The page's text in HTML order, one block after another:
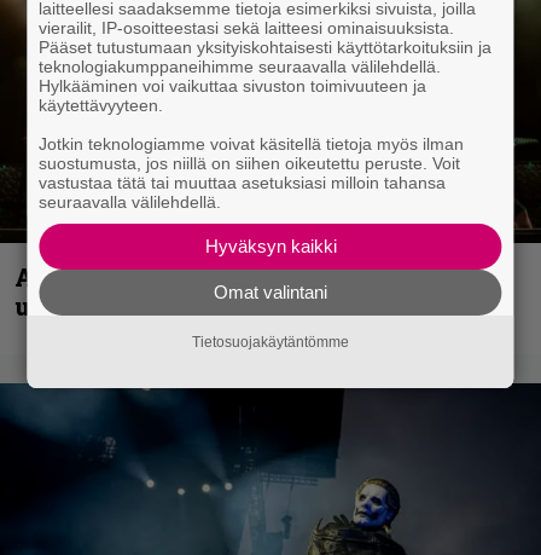
Anthrax vie katsojat keikkatunnelmiin
uudella videollaan
laitteellesi saadaksemme tietoja esimerkiksi sivuista, joilla
vierailit, IP-osoitteestasi sekä laitteesi ominaisuuksista.
Pääset tutustumaan yksityiskohtaisesti käyttötarkoituksiin ja
teknologiakumppaneihimme seuraavalla välilehdellä.
Hylkääminen voi vaikuttaa sivuston toimivuuteen ja
käytettävyyteen.
Jotkin teknologiamme voivat käsitellä tietoja myös ilman
suostumusta, jos niillä on siihen oikeutettu peruste. Voit
vastustaa tätä tai muuttaa asetuksiasi milloin tahansa
seuraavalla välilehdellä.
Hyväksyn kaikki
Omat valintani
Tietosuojakäytäntömme